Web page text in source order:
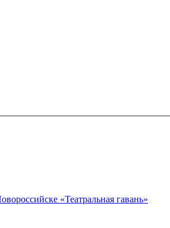
«Театральная гавань»